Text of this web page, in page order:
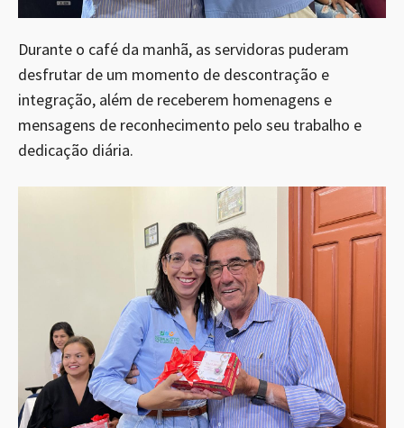
Durante o café da manhã, as servidoras puderam
desfrutar de um momento de descontração e
integração, além de receberem homenagens e
mensagens de reconhecimento pelo seu trabalho e
dedicação diária.